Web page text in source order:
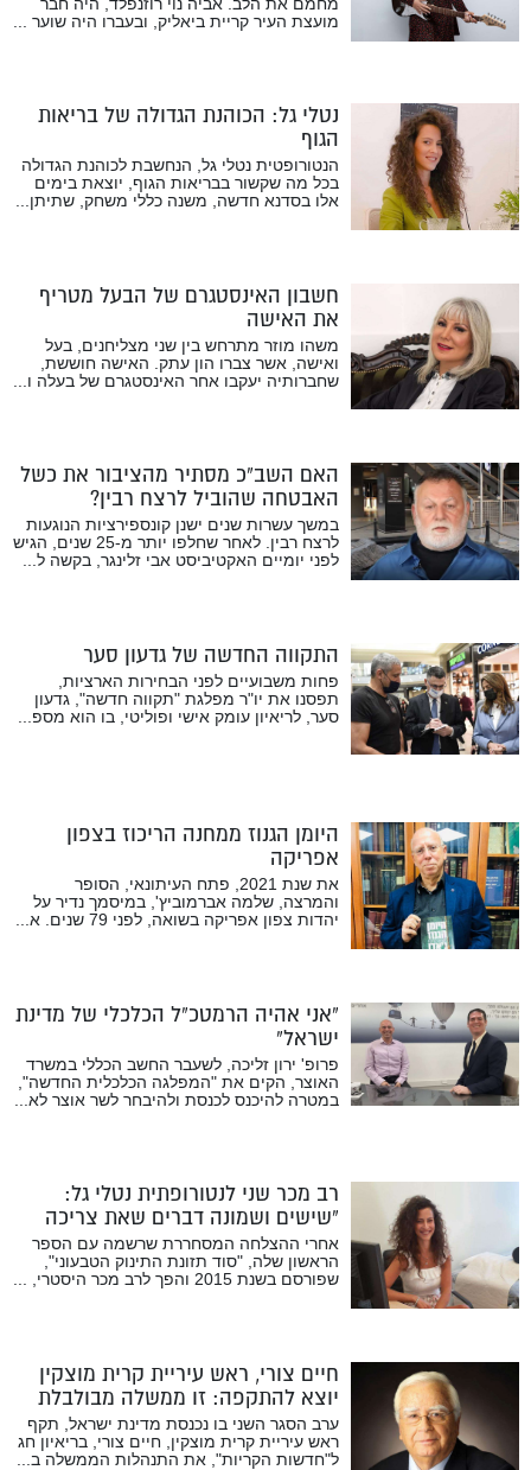
מועצת העיר קריית ביאליק, ובעברו היה שוער ...
נטלי גל: הכוהנת הגדולה של בריאות
הגוף
הנטורופטית נטלי גל, הנחשבת לכוהנת הגדולה
בכל מה שקשור בבריאות הגוף, יוצאת בימים
אלו בסדנא חדשה, משנה כללי משחק, שתיתן...
חשבון האינסטגרם של הבעל מטריף
את האישה
משהו מוזר מתרחש בין שני מצליחנים, בעל
ואישה, אשר צברו הון עתק. האישה חוששת,
שחברותיה יעקבו אחר האינסטגרם של בעלה ו...
האם השב”כ מסתיר מהציבור את כשל
האבטחה שהוביל לרצח רבין?
במשך עשרות שנים ישנן קונספירציות הנוגעות
לרצח רבין. לאחר שחלפו יותר מ-25 שנים, הגיש
לפני יומיים האקטיביסט אבי זלינגר, בקשה ל...
התקווה החדשה של גדעון סער
פחות משבועיים לפני הבחירות הארציות,
תפסנו את יו"ר מפלגת "תקווה חדשה", גדעון
סער, לריאיון עומק אישי ופוליטי, בו הוא מספ...
היומן הגנוז ממחנה הריכוז בצפון
אפריקה
את שנת 2021, פתח העיתונאי, הסופר
והמרצה, שלמה אברמוביץ', במיסמך נדיר על
יהדות צפון אפריקה בשואה, לפני 79 שנים. א...
“אני אהיה הרמטכ”ל הכלכלי של מדינת
ישראל”
פרופ' ירון זליכה, לשעבר החשב הכללי במשרד
האוצר, הקים את "המפלגה הכלכלית החדשה",
במטרה להיכנס לכנסת ולהיבחר לשר אוצר לא...
רב מכר שני לנטורופתית נטלי גל:
“שישים ושמונה דברים שאת צריכה
לדעת לפני הלידה”
אחרי ההצלחה המסחררת שרשמה עם הספר
הראשון שלה, "סוד תזונת התינוק הטבעוני",
שפורסם בשנת 2015 והפך לרב מכר היסטרי, ...
חיים צורי, ראש עיריית קרית מוצקין
יוצא להתקפה: זו ממשלה מבולבלת
עם החלטות פוליטיות
ערב הסגר השני בו נכנסת מדינת ישראל, תקף
ראש עיריית קרית מוצקין, חיים צורי, בריאיון חג
ל"חדשות הקריות", את התנהלות הממשלה ב...